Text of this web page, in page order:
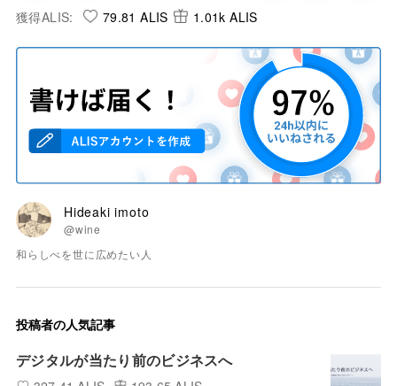
獲得ALIS: 79.81 ALIS 1.01k ALIS
Hideaki imoto
@wine
和らしべを世に広めたい人
投稿者の人気記事
デジタルが当たり前のビジネスへ